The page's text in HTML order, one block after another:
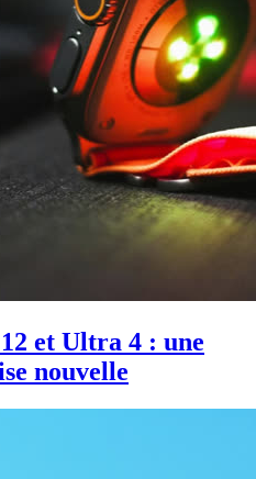
et Ultra 4 : une
nouvelle